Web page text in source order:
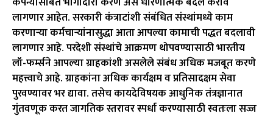
लागणार आहेत. सरकारी कंत्राटांशी संबंधित संस्थांमध्ये काम
करणाऱ्या कर्मचाऱ्यांनासुद्धा आता आपल्या कामाची पद्धत बदलावी
लागणार आहे. परदेशी संस्थांचे आक्रमण थोपवण्यासाठी भारतीय
लॉ-फर्म्सने आपल्या ग्राहकांशी असलेले संबंध अधिक मजबूत करणे
महत्त्वाचे आहे. ग्राहकांना अधिक कार्यक्षम व प्रतिसादक्षम सेवा
पुरवण्यावर भर द्यावा. तसेच कायदेविषयक आधुनिक तंत्रज्ञानात
गुंतवणूक करत जागतिक स्तरावर स्पर्धा करण्यासाठी स्वतःला सज्ज